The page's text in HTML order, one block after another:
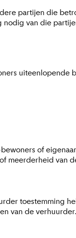
partijen die
van die
of
meerderheid van
toestemming
van de